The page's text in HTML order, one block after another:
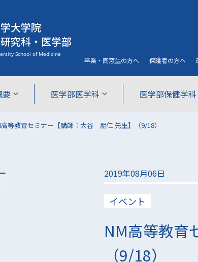
大学院
究科・医学部
要 医学部医学科 医学部保健学科
卒業・同窓生の方へ 保護者の方へ
等教育セミナー【講師：大谷 朋仁 先生】（9/18）
2019年08月06日
イベント
NM高等教育
（9/18）